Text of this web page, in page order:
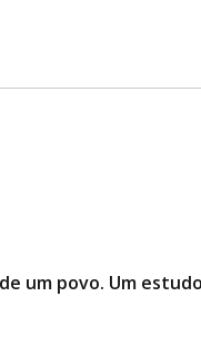
um povo. Um